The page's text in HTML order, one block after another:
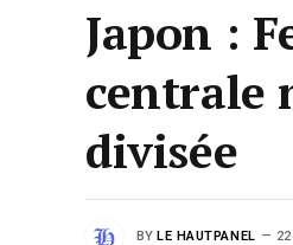
Japon :
centrale
divisée
BY LE HAUTPANEL